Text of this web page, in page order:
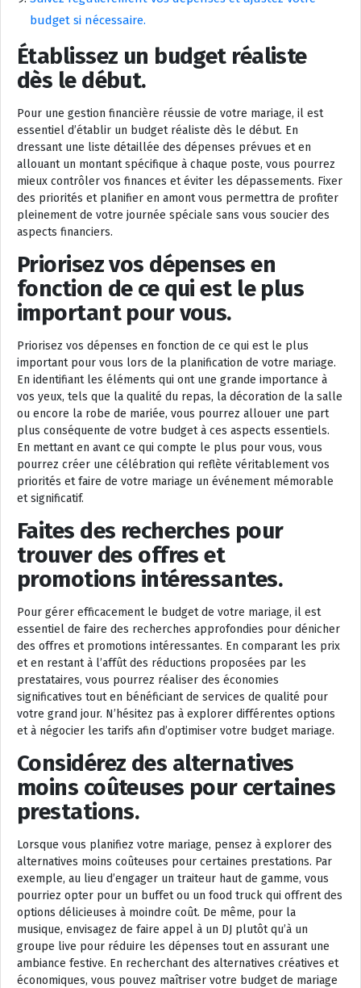
budget si nécessaire.
Établissez un budget réaliste
dès le début.
Pour une gestion financière réussie de votre mariage, il est
essentiel d’établir un budget réaliste dès le début. En
dressant une liste détaillée des dépenses prévues et en
allouant un montant spécifique à chaque poste, vous pourrez
mieux contrôler vos finances et éviter les dépassements. Fixer
des priorités et planifier en amont vous permettra de profiter
pleinement de votre journée spéciale sans vous soucier des
aspects financiers.
Priorisez vos dépenses en
fonction de ce qui est le plus
important pour vous.
Priorisez vos dépenses en fonction de ce qui est le plus
important pour vous lors de la planification de votre mariage.
En identifiant les éléments qui ont une grande importance à
vos yeux, tels que la qualité du repas, la décoration de la salle
ou encore la robe de mariée, vous pourrez allouer une part
plus conséquente de votre budget à ces aspects essentiels.
En mettant en avant ce qui compte le plus pour vous, vous
pourrez créer une célébration qui reflète véritablement vos
priorités et faire de votre mariage un événement mémorable
et significatif.
Faites des recherches pour
trouver des offres et
promotions intéressantes.
Pour gérer efficacement le budget de votre mariage, il est
essentiel de faire des recherches approfondies pour dénicher
des offres et promotions intéressantes. En comparant les prix
et en restant à l’affût des réductions proposées par les
prestataires, vous pourrez réaliser des économies
significatives tout en bénéficiant de services de qualité pour
votre grand jour. N’hésitez pas à explorer différentes options
et à négocier les tarifs afin d’optimiser votre budget mariage.
Considérez des alternatives
moins coûteuses pour certaines
prestations.
Lorsque vous planifiez votre mariage, pensez à explorer des
alternatives moins coûteuses pour certaines prestations. Par
exemple, au lieu d’engager un traiteur haut de gamme, vous
pourriez opter pour un buffet ou un food truck qui offrent des
options délicieuses à moindre coût. De même, pour la
musique, envisagez de faire appel à un DJ plutôt qu’à un
groupe live pour réduire les dépenses tout en assurant une
ambiance festive. En recherchant des alternatives créatives et
économiques, vous pouvez maîtriser votre budget de mariage